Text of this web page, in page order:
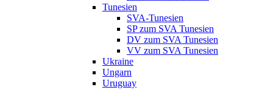
Tunesien
SVA-Tunesien
SP zum SVA Tunesien
DV zum SVA Tunesien
VV zum SVA Tunesien
Ukraine
Ungarn
Uruguay